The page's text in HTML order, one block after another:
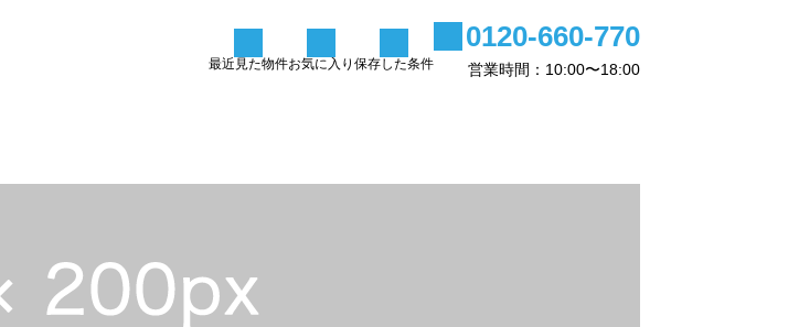
最近見た物件お気に入り保存した条件
0120-660-770
営業時間：10:00〜18:00